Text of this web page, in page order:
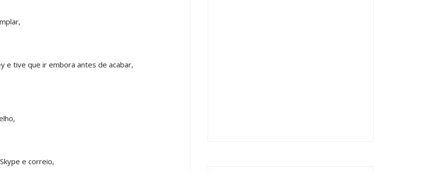
e tive que ir embora antes de acabar,
e correio,